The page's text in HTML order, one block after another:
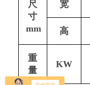
尺
寸
mm
宽
高
重
量
KW